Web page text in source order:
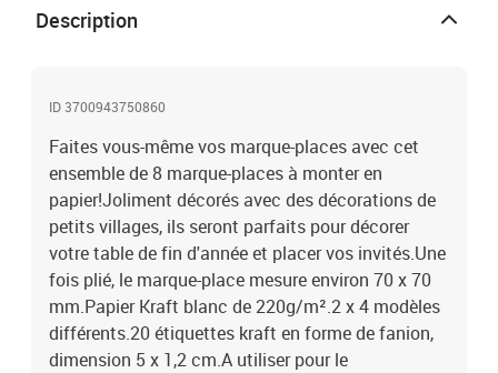
décoration d'intérieur, pour compléter le service de table d'un
mariage.Ces étiquettes comprennent un trou avec un œillet
Description
ID 3700943750860
Faites vous-même vos marque-places avec cet
ensemble de 8 marque-places à monter en
papier!Joliment décorés avec des décorations de
petits villages, ils seront parfaits pour décorer
votre table de fin d'année et placer vos invités.Une
fois plié, le marque-place mesure environ 70 x 70
mm.Papier Kraft blanc de 220g/m².2 x 4 modèles
différents.20 étiquettes kraft en forme de fanion,
dimension 5 x 1,2 cm.A utiliser pour le